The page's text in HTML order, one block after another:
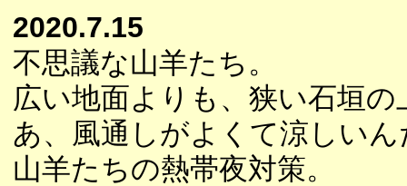
2020.7.15
不思議な山羊たち。
広い地面よりも、狭い石垣
あ、風通しがよくて涼しいん
山羊たちの熱帯夜対策。